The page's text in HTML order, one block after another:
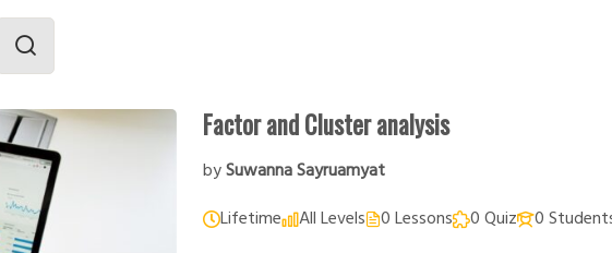
Factor and Cluster analysis
bySuwanna Sayruamyat
Lifetime
All Levels 0 Lessons 0 Quiz 0